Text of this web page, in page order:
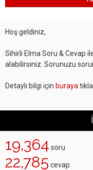
Hoş geldiniz,
Sihirli Elma Soru & Cevap
alabilirsiniz. Sorunuzu
Detaylı bilgi için buraya
19,364 soru
22,785 cevap